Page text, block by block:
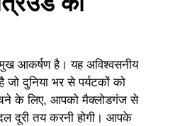
आकर्षण है। यह अविश्वसनीय
जो दुनिया भर से पर्यटकों को
के लिए, आपको मैक्लोडगंज से
दूरी तय करनी होगी। आपके